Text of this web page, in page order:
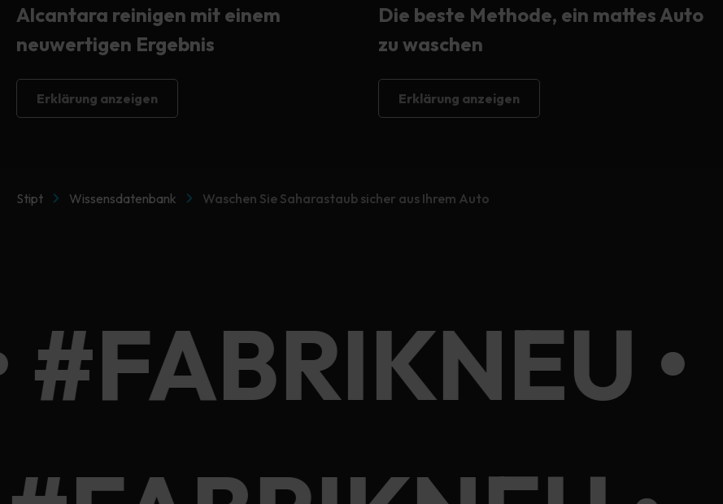
Alcantara reinigen mit einem
neuwertigen Ergebnis
Erklärung anzeigen
Die beste Methode, ein mattes Auto
zu waschen
Erklärung anzeigen
Stipt Wissensdatenbank Waschen Sie Saharastaub sicher aus Ihrem Auto
#FABRIKNEU •